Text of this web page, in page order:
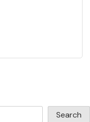
Search